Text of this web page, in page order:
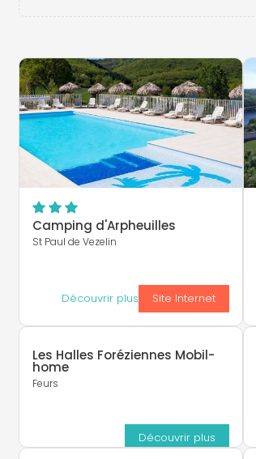
Camping d'Arpheuilles
St Paul de Vezelin
Découvrir plus Site Internet
Les Halles Foréziennes Mobil-
home
Feurs
Découvrir plus